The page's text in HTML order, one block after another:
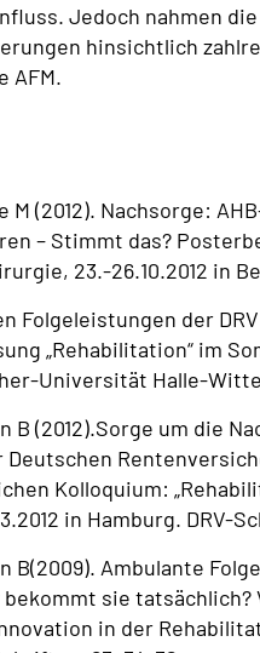
Jedoch nahmen
hinsichtlich
AFM.
(2012). Nachsorge:
– Stimmt das?
23.-26.10.2012 in
Folgeleistungen der
„Rehabilitation“ im
Universität Halle-
(2012).Sorge um die
Kolloquium:
in Hamburg. DRV-
B(2009). Ambulante
sie tatsächlich?
in der